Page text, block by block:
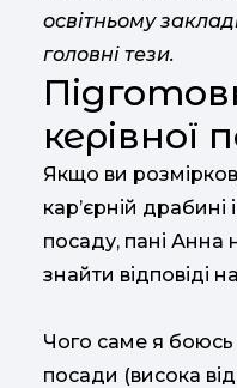
освітньому
головні тези.
керівної
Якщо ви
кар’єрній драбині
посаду, пані
знайти відповіді
Чого саме я боюсь
посади (висока